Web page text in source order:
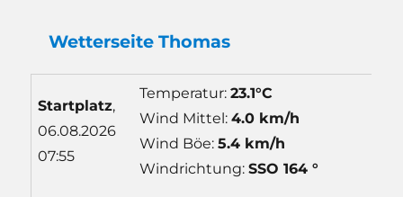
Wetterseite Thomas
Startplatz,
06.08.2026
07:55
Temperatur:23.1°C
Wind Mittel:4.0 km/h
Wind Böe:5.4 km/h
Windrichtung:SSO 164 °